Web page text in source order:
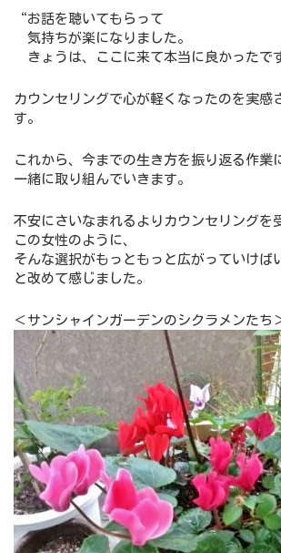
“お話を聴いてもらって
気持ちが楽になりました。
きょうは、ここに来て本当に良かったで
カウンセリングで心が軽くなったのを実感
す。
これから、今までの生き方を振り返る作業
一緒に取り組んでいきます。
不安にさいなまれるよりカウンセリングを
この女性のように、
そんな選択がもっともっと広がっていけば
と改めて感じました。
＜サンシャインガーデンのシクラメンたち